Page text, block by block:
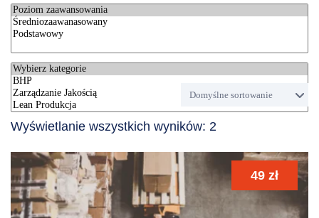
Wyświetlanie wszystkich wyników: 2
49 zł